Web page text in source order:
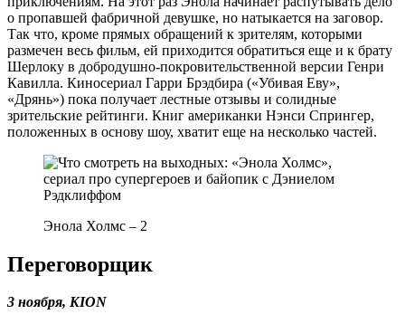
о пропавшей фабричной девушке, но натыкается на заговор.
Так что, кроме прямых обращений к зрителям, которыми
размечен весь фильм, ей приходится обратиться еще и к брату
Шерлоку в добродушно-покровительственной версии Генри
Кавилла. Киносериал Гарри Брэдбира («Убивая Еву»,
«Дрянь») пока получает лестные отзывы и солидные
зрительские рейтинги. Книг американки Нэнси Спрингер,
положенных в основу шоу, хватит еще на несколько частей.
Энола Холмс – 2
Переговорщик
3 ноября, KION